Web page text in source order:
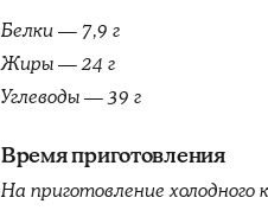
Белки — 7,9 г
Жиры — 24 г
Углеводы — 39 г
Время приготовления
На приготовление холодного